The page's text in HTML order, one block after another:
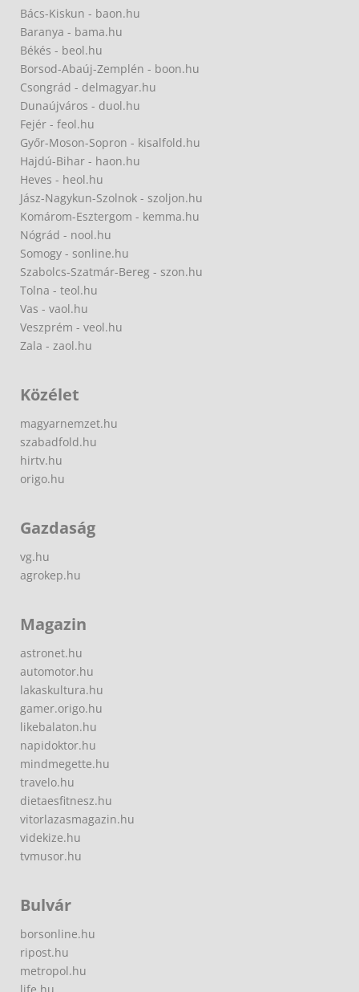
Bács-Kiskun - baon.hu
Baranya - bama.hu
Békés - beol.hu
Borsod-Abaúj-Zemplén - boon.hu
Csongrád - delmagyar.hu
Dunaújváros - duol.hu
Fejér - feol.hu
Győr-Moson-Sopron - kisalfold.hu
Hajdú-Bihar - haon.hu
Heves - heol.hu
Jász-Nagykun-Szolnok - szoljon.hu
Komárom-Esztergom - kemma.hu
Nógrád - nool.hu
Somogy - sonline.hu
Szabolcs-Szatmár-Bereg - szon.hu
Tolna - teol.hu
Vas - vaol.hu
Veszprém - veol.hu
Zala - zaol.hu
Közélet
magyarnemzet.hu
szabadfold.hu
hirtv.hu
origo.hu
Gazdaság
vg.hu
agrokep.hu
Magazin
astronet.hu
automotor.hu
lakaskultura.hu
gamer.origo.hu
likebalaton.hu
napidoktor.hu
mindmegette.hu
travelo.hu
dietaesfitnesz.hu
vitorlazasmagazin.hu
videkize.hu
tvmusor.hu
Bulvár
borsonline.hu
ripost.hu
metropol.hu